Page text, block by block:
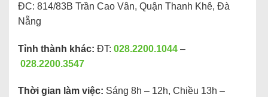
ĐC: 814/83B Trần Cao Vân, Quận Thanh Khê, Đà
Nẵng
Tỉnh thành khác: ĐT: 028.2200.1044 –
028.2200.3547
Thời gian làm việc: Sáng 8h – 12h, Chiều 13h –